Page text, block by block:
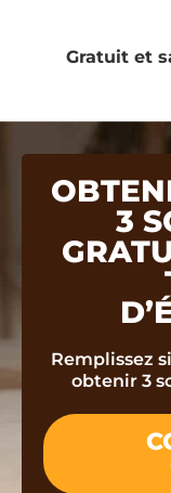
Gratuit et
3
Remplissez
obtenir 3